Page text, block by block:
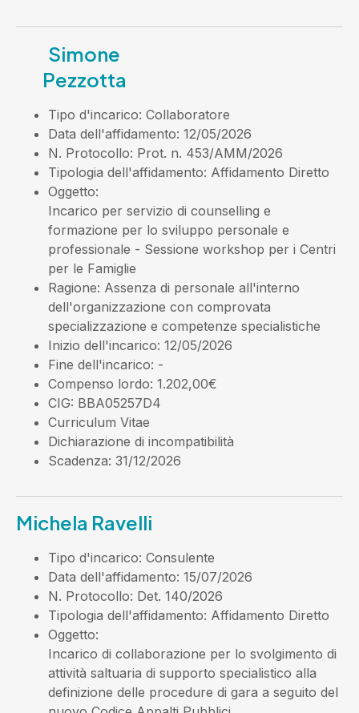
Simone
Pezzotta
Tipo d'incarico: Collaboratore
Data dell'affidamento: 12/05/2026
N. Protocollo: Prot. n. 453/AMM/2026
Tipologia dell'affidamento: Affidamento Diretto
Oggetto:
Incarico per servizio di counselling e
formazione per lo sviluppo personale e
professionale - Sessione workshop per i Centri
per le Famiglie
Ragione: Assenza di personale all'interno
dell'organizzazione con comprovata
specializzazione e competenze specialistiche
Inizio dell'incarico: 12/05/2026
Fine dell'incarico: -
Compenso lordo: 1.202,00€
CIG: BBA05257D4
Curriculum Vitae
Dichiarazione di incompatibilità
Scadenza: 31/12/2026
Michela Ravelli
Tipo d'incarico: Consulente
Data dell'affidamento: 15/07/2026
N. Protocollo: Det. 140/2026
Tipologia dell'affidamento: Affidamento Diretto
Oggetto:
Incarico di collaborazione per lo svolgimento di
attività saltuaria di supporto specialistico alla
definizione delle procedure di gara a seguito del